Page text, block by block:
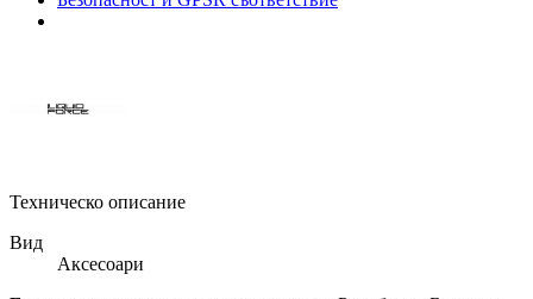
Техническо описание
Вид
Аксесоари